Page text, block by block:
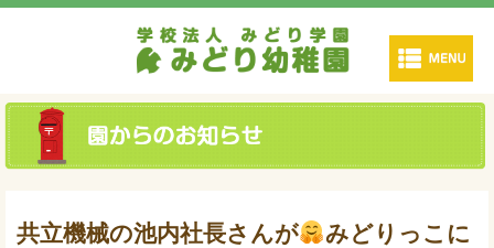
共立機械の池内社長さんが
みどりっこに